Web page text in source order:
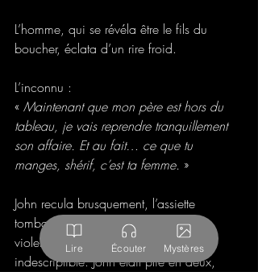
L’homme, qui se révéla être le fils du
boucher, éclata d’un rire froid.
L’inconnu :
« Maintenant que mon père est hors du
tableau, je vais reprendre tranquillement
son affaire. Et au fait… ce que tu
manges, shérif, c’est ta femme. »
John recula brusquement, l’assiette
tombant de ses mains. Il vomit
violemment, secoué par une horreur
indescriptible. John était plié en deux,
Lire Écouter Mystères